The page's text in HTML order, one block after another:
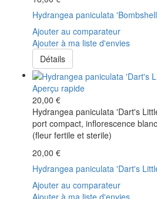
Hydrangea paniculata
Ajouter au comparateur
Ajouter à ma liste d'envies
Détails
Aperçu rapide
20,00 €
Hydrangea paniculata 'Dart's
port compact, inflorescence
(fleur fertile et sterile)
20,00 €
Hydrangea paniculata 'Dart's
Ajouter au comparateur
Ajouter à ma liste d'envies